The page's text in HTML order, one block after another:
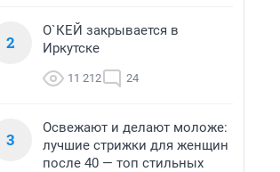
2
О`КЕЙ закрывается в
Иркутске
11 212 24
3
Освежают и делают моложе:
лучшие стрижки для женщин
после 40 — топ стильных